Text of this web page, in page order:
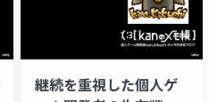
継続を重視した個人ゲ